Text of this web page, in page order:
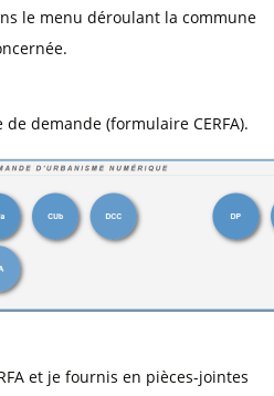
le menu déroulant la commune
de demande (formulaire CERFA).
et je fournis en pièces-jointes